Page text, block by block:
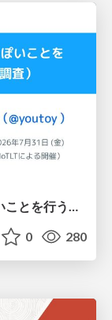
toio・myCobotでフィジカルAIっぽいことを行うための検討（とりあえず調査） / フィジカルAI LT（IoTLTによる開催）
0 280